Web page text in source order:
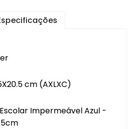
cm (AXLXC)
Impermeável Azul -